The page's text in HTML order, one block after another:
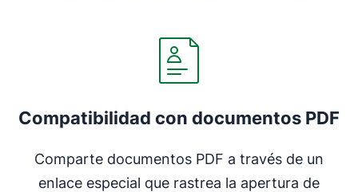
Compatibilidad con documentos PDF
Comparte documentos PDF a través de un
enlace especial que rastrea la apertura de